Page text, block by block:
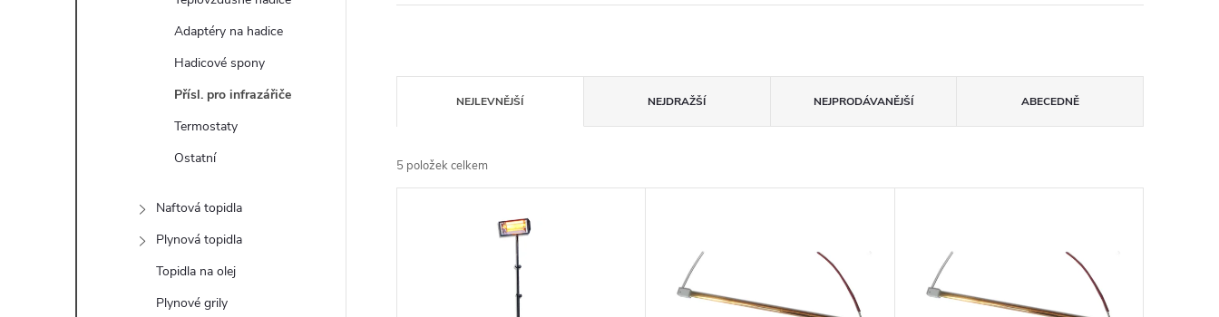
Adaptéry na hadice
Hadicové spony
Přísl. pro infrazářiče
Termostaty
Ostatní
Naftová topidla
Plynová topidla
Topidla na olej
Plynové grily
a
z
NEJLEVNĚJŠÍ NEJDRAŽŠÍ NEJPRODÁVANĚJŠÍ ABECEDNĚ
5 položek celkem